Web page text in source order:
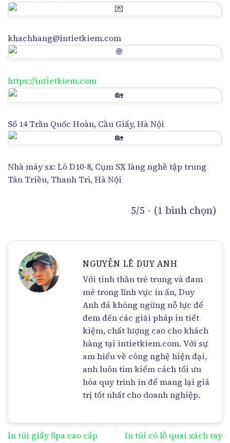
khachhang@intietkiem.com
https://intietkiem.com
Số 14 Trần Quốc Hoàn, Cầu Giấy, Hà Nội
Nhà máy sx: Lô D10-8, Cụm SX làng nghề tập trung
Tân Triều, Thanh Trì, Hà Nội
5/5 - (1 bình chọn)
NGUYỄN LÊ DUY ANH
Với tinh thần trẻ trung và đam
mê trong lĩnh vực in ấn, Duy
Anh đã không ngừng nỗ lực để
đem đến các giải pháp in tiết
kiệm, chất lượng cao cho khách
hàng tại intietkiem.com. Với sự
am hiểu về công nghệ hiện đại,
anh luôn tìm kiếm cách tối ưu
hóa quy trình in để mang lại giá
trị tốt nhất cho doanh nghiệp.
In túi giấy Spa cao cấp
In túi có lỗ quai xách tay